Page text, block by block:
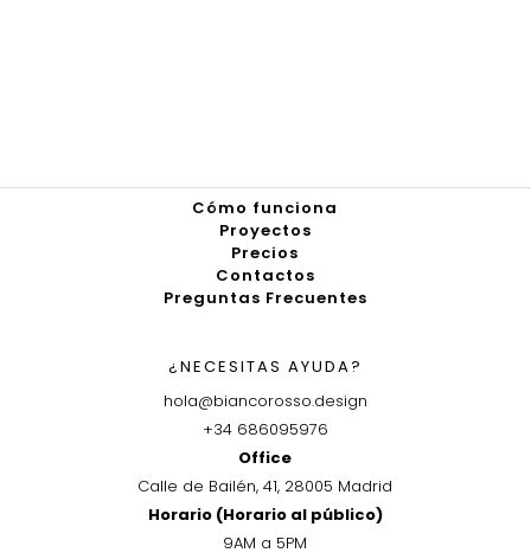
Cómo funciona
Proyectos
Precios
Contactos
Preguntas Frecuentes
¿NECESITAS AYUDA?
hola@biancorosso.design
+34 686095976
Office
Calle de Bailén, 41, 28005 Madrid
Horario (Horario al público)
9AM a 5PM